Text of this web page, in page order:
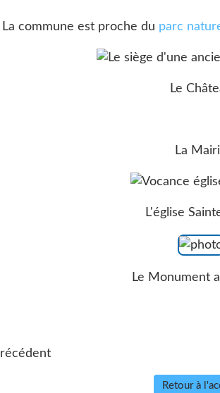
La commune est proche du parc
Le
La
L'église
Le Monument
Retour à